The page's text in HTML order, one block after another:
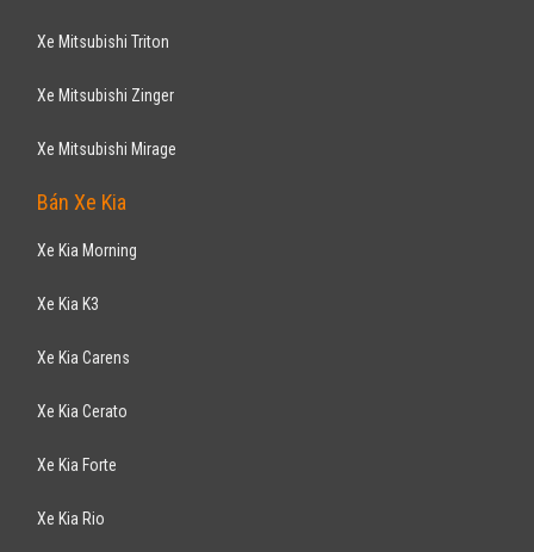
Xe Mitsubishi Triton
Xe Mitsubishi Zinger
Xe Mitsubishi Mirage
Bán Xe Kia
Xe Kia Morning
Xe Kia K3
Xe Kia Carens
Xe Kia Cerato
Xe Kia Forte
Xe Kia Rio